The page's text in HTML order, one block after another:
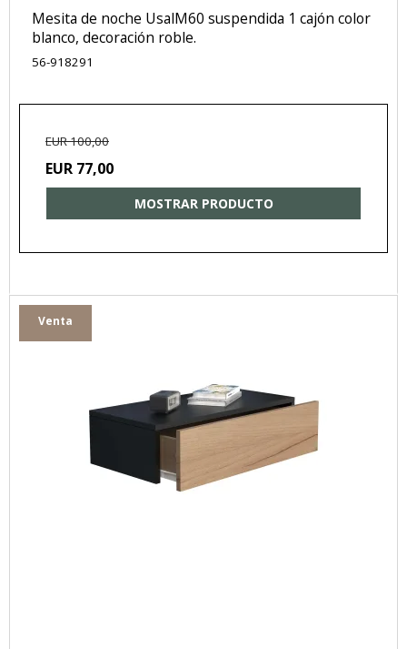
Mesita de noche UsalM60 suspendida 1 cajón color
blanco, decoración roble.
56-918291
EUR 100,00
EUR 77,00
MOSTRAR PRODUCTO
Venta